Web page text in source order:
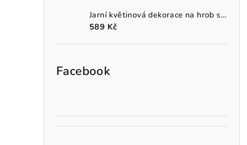
Jarní květinová dekorace na hrob s oranžovými maceškami
589 Kč
Facebook